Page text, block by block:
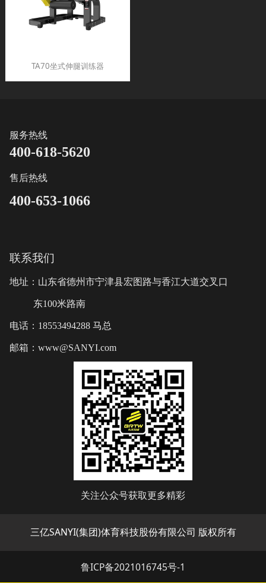
TA70坐式伸腿训练器
服务热线
400-618-5620
售后热线
400-653-1066
联系我们
地址：山东省德州市宁津县宏图路与香江大道交叉口
东100米路南
电话：18553494288 马总
邮箱：www@SANYI.com
关注公众号获取更多精彩
三亿SANYI(集团)体育科技股份有限公司 版权所有
鲁ICP备2021016745号-1